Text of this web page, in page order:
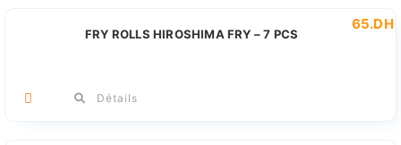
FRY ROLLS HIROSHIMA FRY – 7 PCS
65.DH
Détails